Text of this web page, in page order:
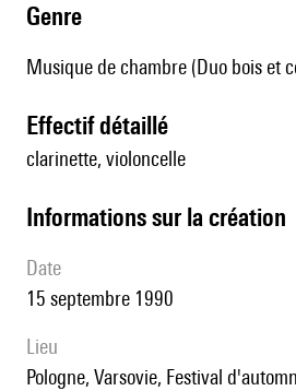
genre
Musique de chambre (Duo bois et
effectif détaillé
clarinette, violoncelle
informations sur la création
date
15 septembre 1990
lieu
Pologne, Varsovie, Festival